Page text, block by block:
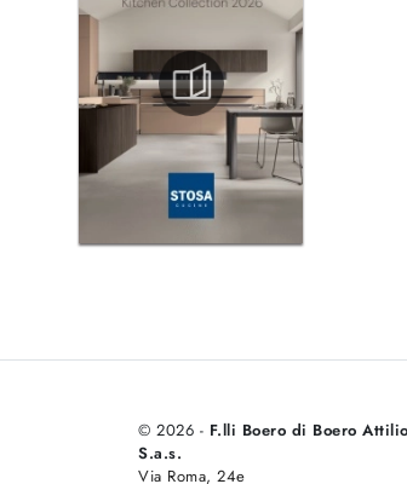
© 2026 - F.lli Boero di Boero
S.a.s.
Via Roma, 24e